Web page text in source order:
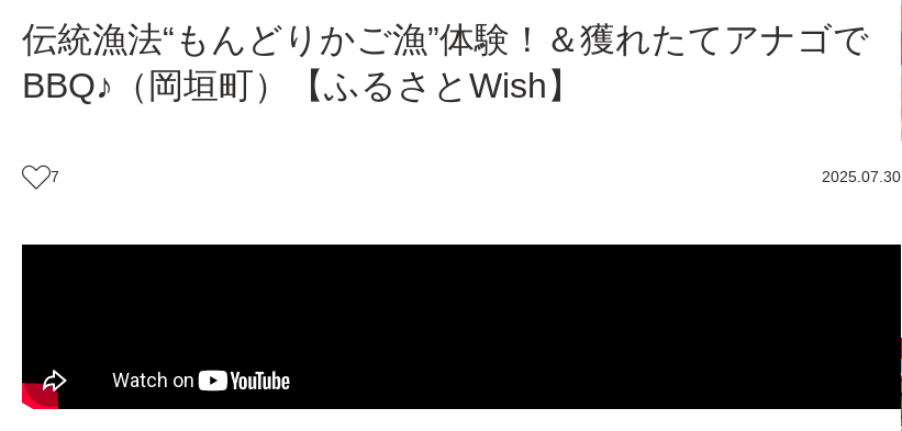
伝統漁法“もんどりかご漁”体験！＆獲れたてアナゴで
BBQ♪（岡垣町）【ふるさとWish】
7 2025.07.30